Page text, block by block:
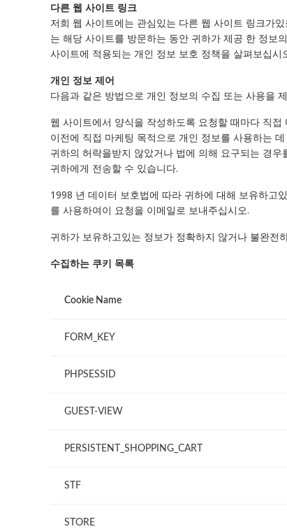
다른 웹 사이트 링크
저희 웹 사이트에는 관심있는 다른 웹 사이트 링크가
는 해당 사이트를 방문하는 동안 귀하가 제공 한 정보
사이트에 적용되는 개인 정보 보호 정책을 살펴보십시
개인 정보 제어
다음과 같은 방법으로 개인 정보의 수집 또는 사용을
웹 사이트에서 양식을 작성하도록 요청할 때마다 직
이전에 직접 마케팅 목적으로 개인 정보를 사용하는
귀하의 허락을받지 않았거나 법에 의해 요구되는 경
귀하에게 전송할 수 있습니다.
1998 년 데이터 보호법에 따라 귀하에 대해 보유하고
를 사용하여이 요청을 이메일로 보내주십시오.
귀하가 보유하고있는 정보가 정확하지 않거나 불완전
수집하는 쿠키 목록
Cookie Name
FORM_KEY
PHPSESSID
GUEST-VIEW
PERSISTENT_SHOPPING_CART
STF
STORE